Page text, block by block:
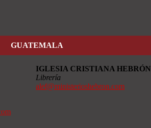
GUATEMALA
IGLESIA CRISTIANA HEBRÓN
Librería
alef@ministerioshebron.com